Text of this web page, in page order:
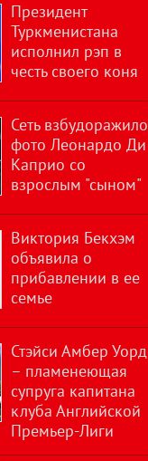
Президент
Туркменистана
исполнил рэп в
честь своего коня
Сеть взбудоражило
фото Леонардо Ди
Каприо со
взрослым "сыном"
Виктория Бекхэм
объявила о
прибавлении в ее
семье
Стэйси Амбер Уорд
– пламенеющая
супруга капитана
клуба Английской
Премьер-Лиги